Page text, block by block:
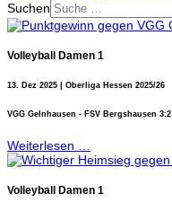
Suchen
Volleyball Damen 1
13. Dez 2025 | Oberliga Hessen 2025/26
VGG Gelnhausen - FSV Bergshausen 3:2
Weiterlesen …
Volleyball Damen 1